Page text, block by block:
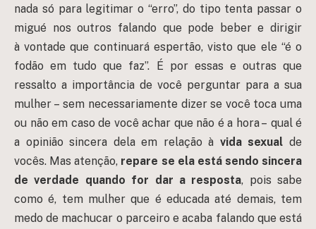
nada só para legitimar o “erro”, do tipo tenta passar o
migué nos outros falando que pode beber e dirigir
à vontade que continuará espertão, visto que ele “é o
fodão em tudo que faz”. É por essas e outras que
ressalto a importância de você perguntar para a sua
mulher – sem necessariamente dizer se você toca uma
ou não em caso de você achar que não é a hora – qual é
a opinião sincera dela em relação à vida sexual de
vocês. Mas atenção, repare se ela está sendo sincera
de verdade quando for dar a resposta, pois sabe
como é, tem mulher que é educada até demais, tem
medo de machucar o parceiro e acaba falando que está